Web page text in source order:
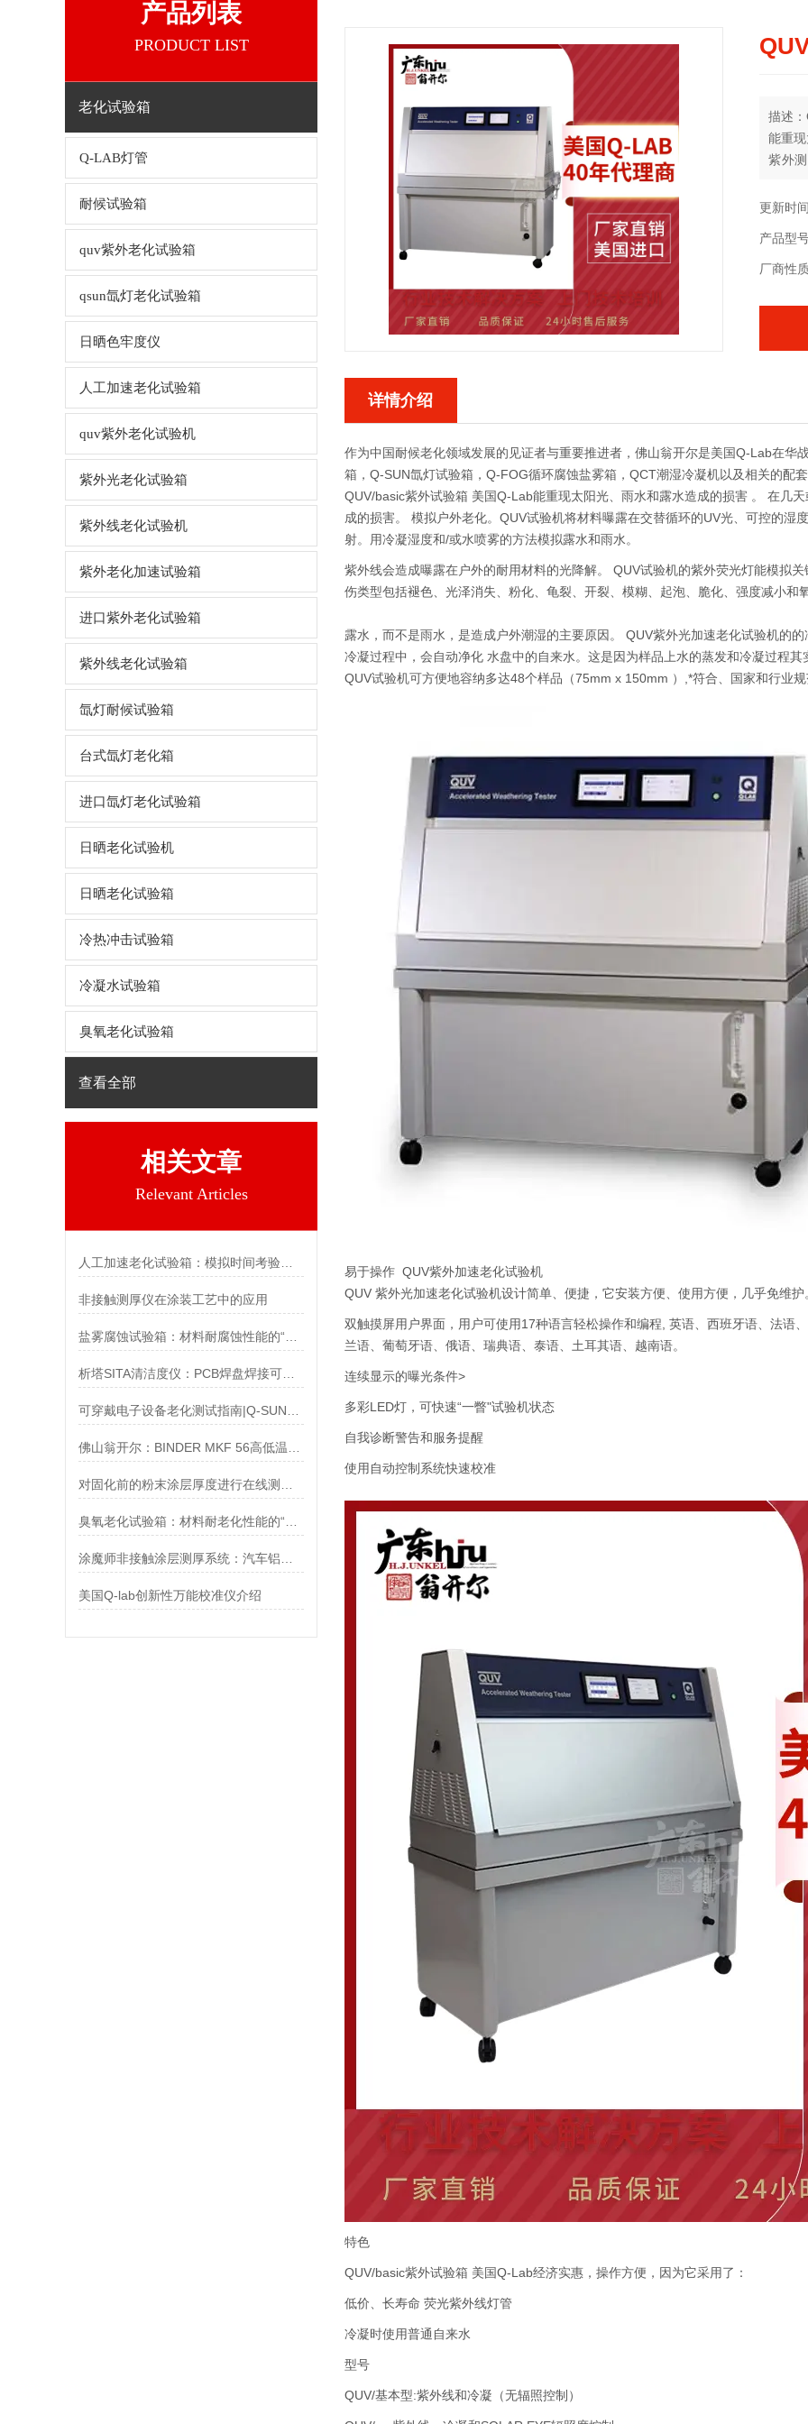
产品列表
PRODUCT LIST
老化试验箱
Q-LAB灯管
耐候试验箱
quv紫外老化试验箱
qsun氙灯老化试验箱
日晒色牢度仪
人工加速老化试验箱
quv紫外老化试验机
紫外光老化试验箱
紫外线老化试验机
紫外老化加速试验箱
进口紫外老化试验箱
紫外线老化试验箱
氙灯耐候试验箱
台式氙灯老化箱
进口氙灯老化试验箱
日晒老化试验机
日晒老化试验箱
冷热冲击试验箱
冷凝水试验箱
臭氧老化试验箱
查看全部
相关文章
Relevant Articles
人工加速老化试验箱：模拟时间考验的科技设备
非接触测厚仪在涂装工艺中的应用
析塔SITA清洁度仪：PCB焊盘焊接可靠性帮手！
美国Q-lab创新性万能校准仪介绍
描述
能重
紫外
温环
更新时
产品型
厂商性
详情介绍
作为中国耐候老化领域发展的见证者与重要推进者，佛山翁开尔是美国Q-Lab在华
箱，Q-SUN氙灯试验箱，Q-FOG循环腐蚀盐雾箱，QCT潮湿冷凝机以及相关的配
QUV/basic紫外试验箱 美国Q-Lab能重现太阳光、雨水和露水造成的损害 。 在几
成的损害。 模拟户外老化。QUV试验机将材料曝露在交替循环的UV光、可控的湿
射。用冷凝湿度和/或水喷雾的方法模拟露水和雨水。
紫外线会造成曝露在户外的耐用材料的光降解。 QUV试验机的紫外荧光灯能模拟
伤类型包括褪色、光泽消失、粉化、龟裂、开裂、模糊、起泡、脆化、强度减小和
露水，而不是雨水，是造成户外潮湿的主要原因。 QUV紫外光加速老化试验机的
冷凝过程中，会自动净化 水盘中的自来水。这是因为样品上水的蒸发和冷凝过程
QUV试验机可方便地容纳多达48个样品（75mm x 150mm ）,*符合、国家和行业
易于操作 QUV紫外加速老化试验机
QUV 紫外光加速老化试验机设计简单、便捷，它安装方便、使用方便，几乎免维
双触摸屏用户界面，用户可使用17种语言轻松操作和编程, 英语、西班牙语、法语
兰语、葡萄牙语、俄语、瑞典语、泰语、土耳其语、越南语。
连续显示的曝光条件>
多彩LED灯，可快速“一瞥"试验机状态
自我诊断警告和服务提醒
使用自动控制系统快速校准
特色
QUV/basic紫外试验箱 美国Q-Lab经济实惠，操作方便，因为它采用了：
低价、长寿命 荧光紫外线灯管
冷凝时使用普通自来水
型号
QUV/基本型:紫外线和冷凝（无辐照控制）